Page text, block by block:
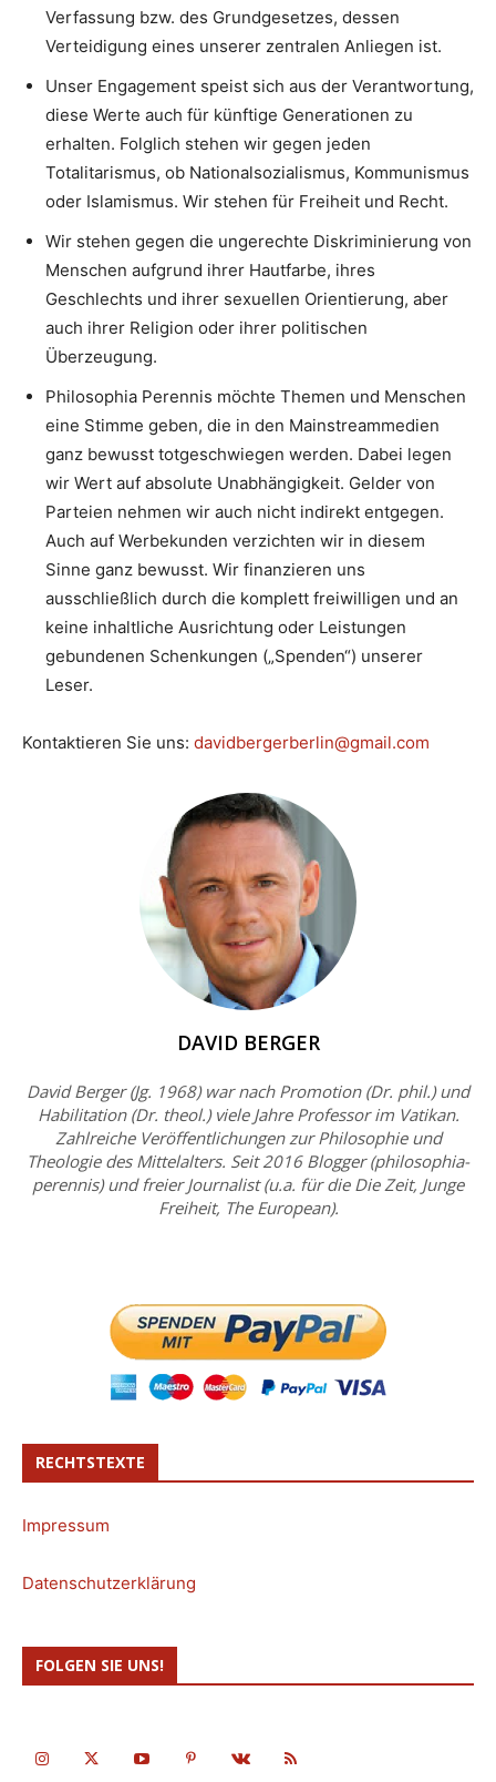
Verfassung bzw. des Grundgesetzes, dessen
Verteidigung eines unserer zentralen Anliegen ist.
Unser Engagement speist sich aus der Verantwortung,
diese Werte auch für künftige Generationen zu
erhalten. Folglich stehen wir gegen jeden
Totalitarismus, ob Nationalsozialismus, Kommunismus
oder Islamismus. Wir stehen für Freiheit und Recht.
Wir stehen gegen die ungerechte Diskriminierung von
Menschen aufgrund ihrer Hautfarbe, ihres
Geschlechts und ihrer sexuellen Orientierung, aber
auch ihrer Religion oder ihrer politischen
Überzeugung.
Philosophia Perennis möchte Themen und Menschen
eine Stimme geben, die in den Mainstreammedien
ganz bewusst totgeschwiegen werden. Dabei legen
wir Wert auf absolute Unabhängigkeit. Gelder von
Parteien nehmen wir auch nicht indirekt entgegen.
Auch auf Werbekunden verzichten wir in diesem
Sinne ganz bewusst. Wir finanzieren uns
ausschließlich durch die komplett freiwilligen und an
keine inhaltliche Ausrichtung oder Leistungen
gebundenen Schenkungen („Spenden“) unserer
Leser.
Kontaktieren Sie uns: davidbergerberlin@gmail.com
DAVID BERGER
David Berger (Jg. 1968) war nach Promotion (Dr. phil.) und
Habilitation (Dr. theol.) viele Jahre Professor im Vatikan.
Zahlreiche Veröffentlichungen zur Philosophie und
Theologie des Mittelalters. Seit 2016 Blogger (philosophia-
perennis) und freier Journalist (u.a. für die Die Zeit, Junge
Freiheit, The European).
RECHTSTEXTE
Impressum
Datenschutzerklärung
FOLGEN SIE UNS!